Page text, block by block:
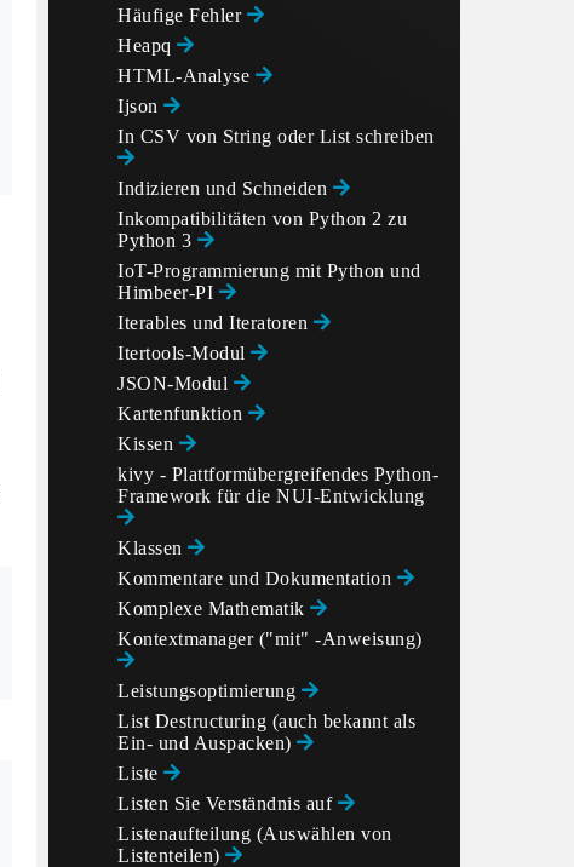
Häufige Fehler
Heapq
HTML-Analyse
Ijson
In CSV von String oder List schreiben
Indizieren und Schneiden
Inkompatibilitäten von Python 2 zu
Python 3
IoT-Programmierung mit Python und
Himbeer-PI
Iterables und Iteratoren
Itertools-Modul
JSON-Modul
Kartenfunktion
Kissen
kivy - Plattformübergreifendes Python-
Framework für die NUI-Entwicklung
Klassen
Kommentare und Dokumentation
Komplexe Mathematik
Kontextmanager ("mit" -Anweisung)
Leistungsoptimierung
List Destructuring (auch bekannt als
Ein- und Auspacken)
Liste
Listen Sie Verständnis auf
Listenaufteilung (Auswählen von
Listenteilen)